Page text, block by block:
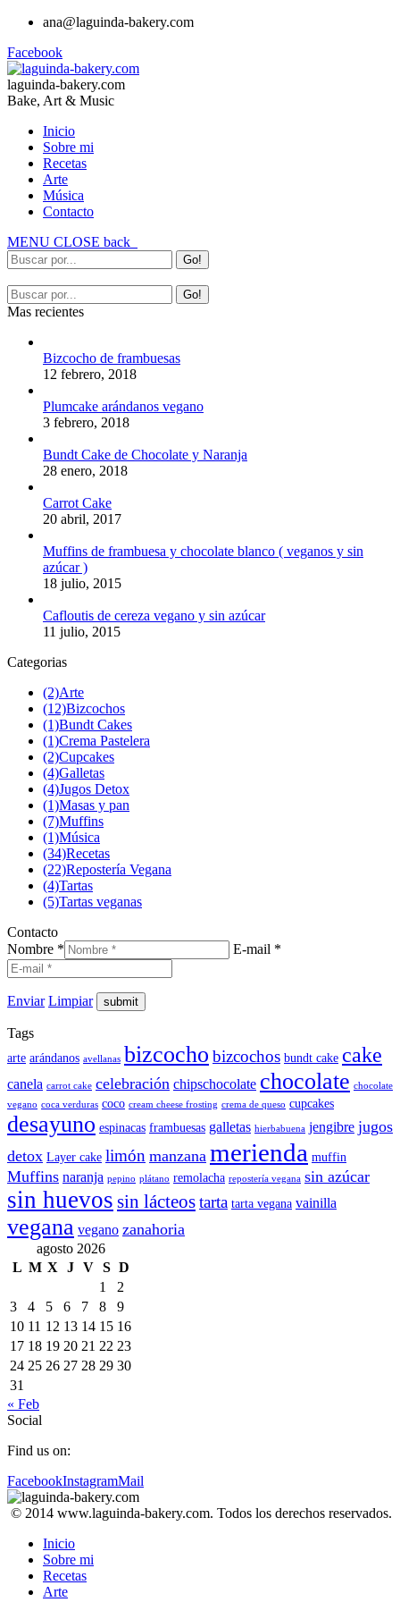
ana@laguinda-bakery.com
Facebook
laguinda-bakery.com
Bake, Art & Music
Inicio
Sobre mi
Recetas
Arte
Música
Contacto
MENU CLOSE back
Mas recientes
Bizcocho de frambuesas
12 febrero, 2018
Plumcake arándanos vegano
3 febrero, 2018
Bundt Cake de Chocolate y Naranja
28 enero, 2018
Carrot Cake
20 abril, 2017
Muffins de frambuesa y chocolate blanco ( veganos y sin
azúcar )
18 julio, 2015
Cafloutis de cereza vegano y sin azúcar
11 julio, 2015
Categorias
(2)Arte
(12)Bizcochos
(1)Bundt Cakes
(1)Crema Pastelera
(2)Cupcakes
(4)Galletas
(4)Jugos Detox
(1)Masas y pan
(7)Muffins
(1)Música
(34)Recetas
(22)Repostería Vegana
(4)Tartas
(5)Tartas veganas
Contacto
Nombre *
E-mail *
Enviar Limpiar
Tags
arte arándanos avellanas bizcocho bizcochos bundt cake cake
canela carrot cake celebración chipschocolate chocolate chocolate
vegano coca verduras coco cream cheese frosting crema de queso cupcakes
desayuno espinacas frambuesas galletas hierbabuena jengibre jugos
detox Layer cake limón manzana merienda muffin
Muffins naranja pepino plátano remolacha repostería vegana sin azúcar
sin huevos sin lácteostarta tarta vegana vainilla
vegana vegano zanahoria
agosto 2026
L M X J V S D
1
2
3
4 5 6 7 8
9
10 11 12 13 14 15 16
17 18 19 20 21 22 23
24 25 26 27 28 29 30
31
« Feb
Social
Find us on:
FacebookInstagramMail
© 2014 www.laguinda-bakery.com. Todos los derechos reservados.
Inicio
Sobre mi
Recetas
Arte